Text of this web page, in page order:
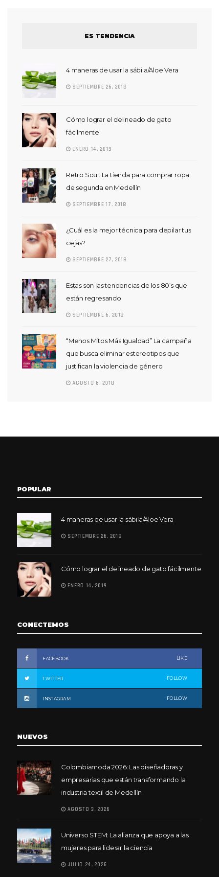
ES TENDENCIA
4 maneras de usar la sábila/Aloe Vera
SEPTIEMBRE 26, 2018
Cómo lograr el delineado de gato
fácilmente
ENERO 14, 2019
Retro Soul: La tienda para comprar ropa
de segunda en Medellín
SEPTIEMBRE 17, 2018
¿Cuál es la mejor técnica para depilar tus
cejas?
SEPTIEMBRE 27, 2018
Estas son las tendencias de los 80’s que
están regresando
SEPTIEMBRE 6, 2018
“Menos Mitos Más Igualdad” La campaña
que busca eliminar estereotipos que
justifican la violencia de género
AGOSTO 6, 2018
POPULAR
4 maneras de usar la sábila/Aloe Vera
SEPTIEMBRE 26, 2018
Cómo lograr el delineado de gato fácilmente
ENERO 14, 2019
CONECTEMOS
FACEBOOK LIKE
TWITTER FOLLOW
INSTAGRAM FOLLOW
NUEVOS
Colombiamoda 2026: Las diseñadoras y
empresarias que están transformando la
industria textil de Medellín
AGOSTO 3, 2026
Universo STEM: La alianza que apoya a las
mujeres para liderar la ciencia
JULIO 24, 2026